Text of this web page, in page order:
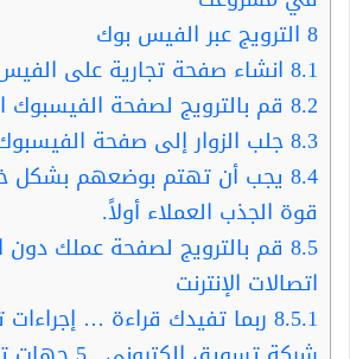
8 الترويج عبر الفيس بوك
8.1 انشاء صفحة تجارية على
8.2 قم بالترويج لصفحة الفيسبوك
8.3جلب الزوار إلى صفحة
8.4 يجب أن تهتم بوضعهم بشكل
قوة الجذب العملاء أولاً.
8.5 قم بالترويج لصفحة عملك دون
اتصالات الإنترنت
8.5.1 ربما تفيدك قراءة …